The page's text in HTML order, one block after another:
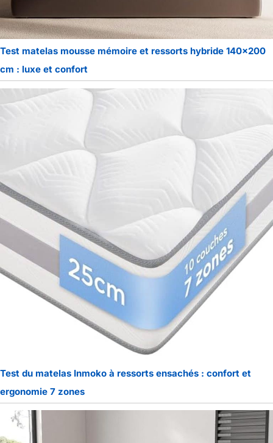
Test matelas mousse mémoire et ressorts hybride 140×200
cm : luxe et confort
Test du matelas Inmoko à ressorts ensachés : confort et
ergonomie 7 zones